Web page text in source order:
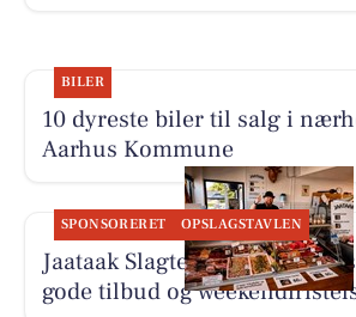
BILER
10 dyreste biler til salg i
Aarhus Kommune
SPONSORERET OPSLAGSTAVLEN
Jaataak Slagteren har fyldt
gode tilbud og